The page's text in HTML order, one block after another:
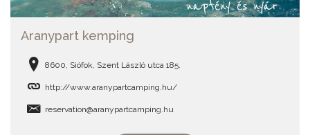
Aranypart kemping
8600, Siófok, Szent László utca 185.
http://www.aranypartcamping.hu/
reservation@aranypartcamping.hu